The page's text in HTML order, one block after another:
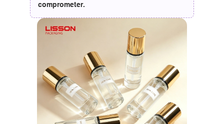
comprometer.